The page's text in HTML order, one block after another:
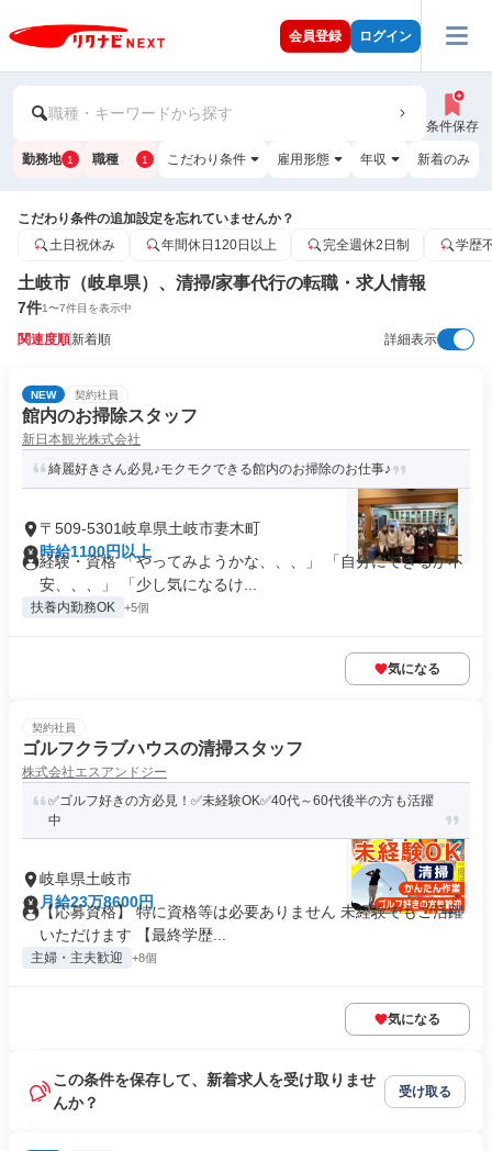
会員登録 ログイン
職種・キーワードから探す
条件保存
勤務地 1 職種 1 こだわり条件 雇用形態 年収 新着のみ
こだわり条件の追加設定を忘れていませんか？
土日祝休み
年間休日120日以上 完全週休2日制 学歴
土岐市（岐阜県）、清掃/家事代行の転職・求人情報
7件1〜7件目を表示中
関連度順新着順 詳細表示
NEW 契約社員
館内のお掃除スタッフ
新日本観光株式会社
綺麗好きさん必見♪モクモクできる館内のお掃除のお仕事♪
〒509-5301岐阜県土岐市妻木町
時給1100円以上
経験・資格 「やってみようかな、、、」 「自分にできるか不
安、、、」 「少し気になるけ...
扶養内勤務OK +5個
気になる
契約社員
ゴルフクラブハウスの清掃スタッフ
株式会社エスアンドジー
✅ゴルフ好きの方必見！✅未経験OK✅40代～60代後半の方も活躍
中
岐阜県土岐市
月給23万8600円
【応募資格】 特に資格等は必要ありません 未経験でもご活躍
いただけます 【最終学歴...
主婦・主夫歓迎 +8個
気になる
この条件を保存して、新着求人を受け取りませ
んか？
受け取る